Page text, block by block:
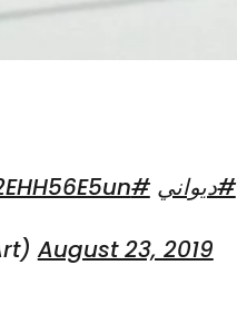
#ديواني #kadisart
August 23, 2019